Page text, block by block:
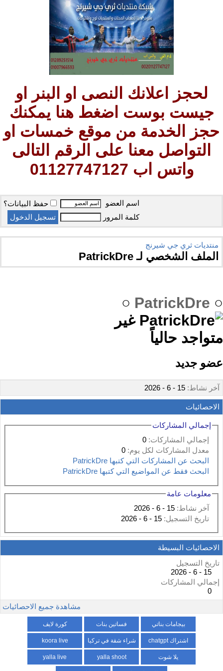
لحجز اعلانك النصى او البنر او
جيست بوست اضغط هنا يمكنك
حجز الخدمة من موقع خمسات او
التواصل معنا على الرقم التالى
واتس اب 01127747127
اسم العضو
حفظ البيانات؟
كلمة المرور
منتديات ثري جي شيرنج
الملف الشخصي لـ PatrickDre
○
PatrickDre
○
عضو جديد
آخر نشاط:
الاحصائيات
إجمالي المشاركات
إجمالي المشاركات: 0
معدل المشاركات لكل يوم: 0
البحث عن المشاركات التي كتبها PatrickDre
البحث فقط عن المواضيع التي كتبها PatrickDre
معلومات عامة
آخر نشاط: 15 - 6 - 2026
تاريخ التسجيل: 15 - 6 - 2026
الاحصائيات البسيطة
تاريخ التسجيل
15 - 6 - 2026
إجمالي المشاركات
0
مشاهدة جميع الاحصائيات
بيجامات بناتي فساتين بنات كورة لايف
اشتراك chatgpt شراء شقة في تركيا koora live
يلا شوت yalla shoot
yalla live